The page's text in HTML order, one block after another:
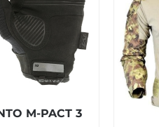
M-PACT 3